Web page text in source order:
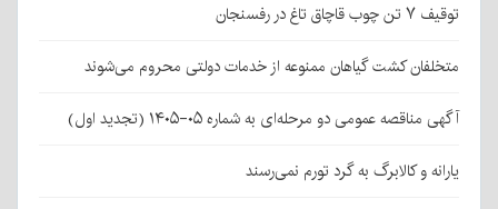
توقیف ۷ تن چوب قاچاق تاغ در رفسنجان
متخلفان کشت گیاهان ممنوعه از خدمات دولتی محروم می‌شوند
آگهی مناقصه عمومی دو مرحله‌ای به شماره ۰۵-۱۴۰۵ (تجدید اول)
یارانه و کالابرگ به گرد تورم نمی‌رسند